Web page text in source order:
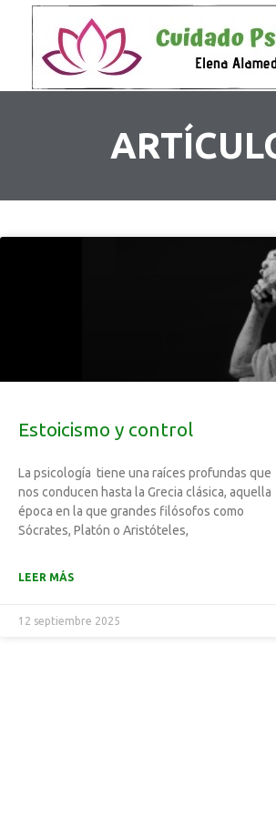
Estoicismo y control
La psicología tiene una raíces profundas que
nos conducen hasta la Grecia clásica, aquella
época en la que grandes filósofos como
Sócrates, Platón o Aristóteles,
LEER MÁS
12 septiembre 2025